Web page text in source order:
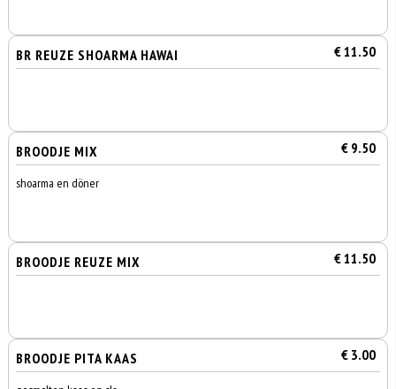
BR REUZE SHOARMA HAWAI € 11.50
BROODJE MIX € 9.50
shoarma en döner
BROODJE REUZE MIX € 11.50
BROODJE PITA KAAS € 3.00